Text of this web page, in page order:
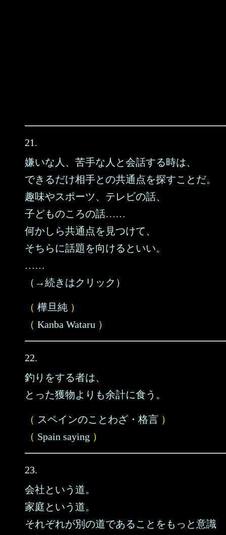
21.
嫌いな人、苦手な人と会話する時は、
できるだけ相手との共通点を探すことだ。
趣味やスポーツ、テレビの話、
子どものころの話……
何かしら共通点を見つけて、
そちらに話題を向けるといい。
……
（→続きはクリック）
（ 樺旦純 ）
（ Kanba Wataru ）
22.
釣りをする者は、
とった獲物よりも余計に食う。
（ スペインのことわざ・格言 ）
（ Spain saying ）
23.
会社という道。
家庭という道。
それぞれが別の道であることをもっと意識